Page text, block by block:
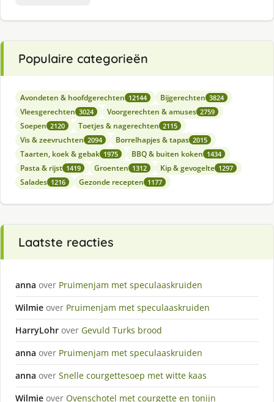
Populaire categorieën
Avondeten & hoofdgerechten 12144 Bijgerechten 3824
Vleesgerechten 3024 Voorgerechten & amuses 2759
Soepen 2120 Toetjes & nagerechten 2115
Vis & zeevruchten 2094 Borrelhapjes & tapas 2015
Taarten, koek & gebak 1975 BBQ & buiten koken 1434
Pasta & rijst 1419 Groenten 1312 Kip & gevogelte 1297
Salades 1216 Gezonde recepten 1177
Laatste reacties
anna over Pruimenjam met speculaaskruiden
Wilmie over Pruimenjam met speculaaskruiden
HarryLohr over Gevuld Turks brood
anna over Pruimenjam met speculaaskruiden
anna over Snelle courgettesoep met witte kaas
Wilmie over Ovenschotel met courgette en tonijn